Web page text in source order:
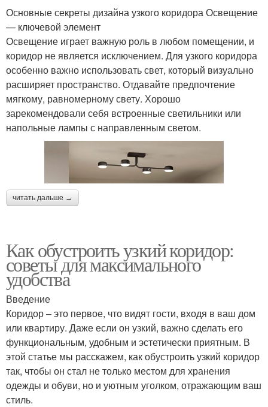
Основные секреты дизайна узкого коридора Освещение
— ключевой элемент
Освещение играет важную роль в любом помещении, и
коридор не является исключением. Для узкого коридора
особенно важно использовать свет, который визуально
расширяет пространство. Отдавайте предпочтение
мягкому, равномерному свету. Хорошо
зарекомендовали себя встроенные светильники или
напольные лампы с направленным светом.
читать дальше →
Как обустроить узкий коридор:
советы для максимального
удобства
Введение
Коридор – это первое, что видят гости, входя в ваш дом
или квартиру. Даже если он узкий, важно сделать его
функциональным, удобным и эстетически приятным. В
этой статье мы расскажем, как обустроить узкий коридор
так, чтобы он стал не только местом для хранения
одежды и обуви, но и уютным уголком, отражающим ваш
стиль.